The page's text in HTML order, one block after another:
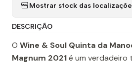
Mostrar stock das
DESCRIÇÃO
O Wine & Soul Quinta da
Magnum 2021é um verdadeiro